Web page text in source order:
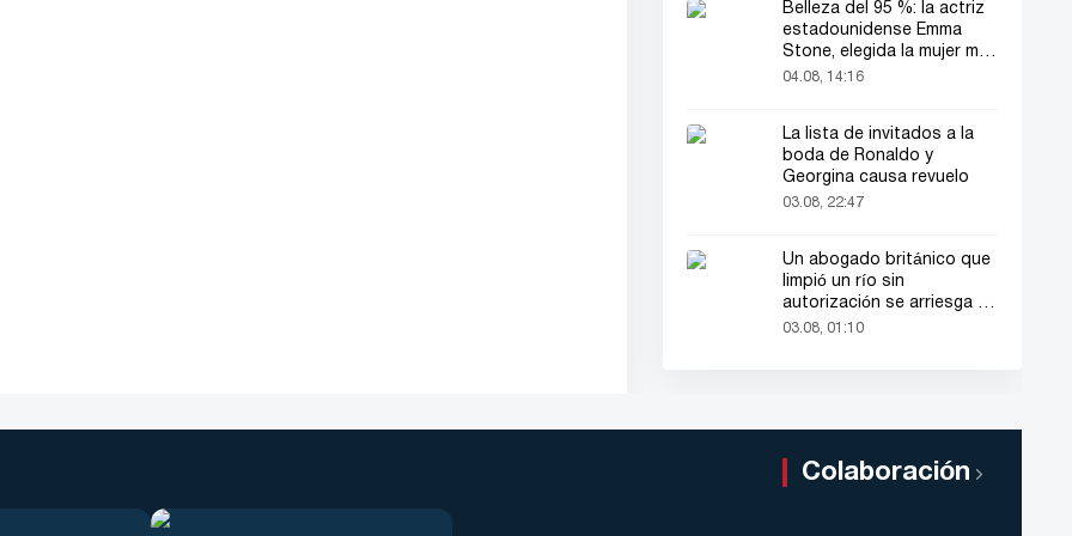
Belleza del 95 %: la actriz
estadounidense Emma
Stone, elegida la mujer más
bella del mundo
04.08, 14:16
La lista de invitados a la
boda de Ronaldo y
Georgina causa revuelo
03.08, 22:47
Un abogado británico que
limpió un río sin
autorización se arriesga a
hasta 2 años de cárcel
03.08, 01:10
Colaboración